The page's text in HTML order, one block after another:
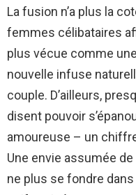
La fusion n’a plus la
femmes célibataires
plus vécue comme
nouvelle infuse
couple. D’ailleurs,
disent pouvoir
amoureuse – un
Une envie assumée
ne plus se fondre